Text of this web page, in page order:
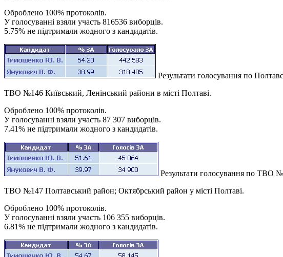
Оброблено 100% протоколів.
У голосуванні взяли участь 816536 виборців.
5.75% не підтримали жодного з кандидатів.
Результати голосування по
ТВО №146 Київський, Ленінський райони в місті Полтаві.
Оброблено 100% протоколів.
У голосуванні взяли участь 87 307 виборців.
7.41% не підтримали жодного з кандидатів.
Результати голосування по ТВО
ТВО №147 Полтавський район; Октябрський район у місті Полтаві.
Оброблено 100% протоколів.
У голосуванні взяли участь 106 355 виборців.
6.81% не підтримали жодного з кандидатів.